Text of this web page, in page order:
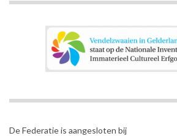
De Federatie is aangesloten bij